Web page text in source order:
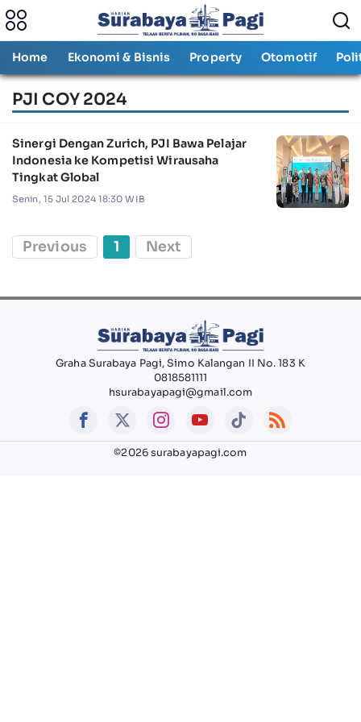
Home Ekonomi & Bisnis Property Otomotif
PJI COY 2024
Sinergi Dengan Zurich, PJI Bawa Pelajar
Indonesia ke Kompetisi Wirausaha
Tingkat Global
Senin, 15 Jul 2024 18:30 WIB
Previous 1 Next
Graha Surabaya Pagi, Simo Kalangan II No. 183 K
0818581111
hsurabayapagi@gmail.com
©2026 surabayapagi.com